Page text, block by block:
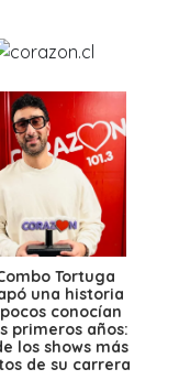
Tortuga
una historia
conocían
primeros años:
los shows más
de su carrera